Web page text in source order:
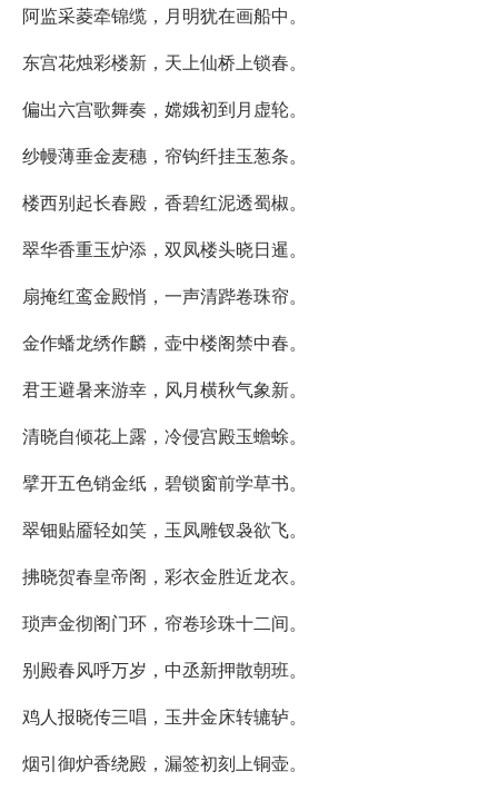
阿监采菱牵锦缆，月明犹在画船中。
东宫花烛彩楼新，天上仙桥上锁春。
偏出六宫歌舞奏，嫦娥初到月虚轮。
纱幔薄垂金麦穗，帘钩纤挂玉葱条。
楼西别起长春殿，香碧红泥透蜀椒。
翠华香重玉炉添，双凤楼头晓日暹。
扇掩红鸾金殿悄，一声清跸卷珠帘。
金作蟠龙绣作麟，壶中楼阁禁中春。
君王避暑来游幸，风月横秋气象新。
清晓自倾花上露，冷侵宫殿玉蟾蜍。
擘开五色销金纸，碧锁窗前学草书。
翠钿贴靥轻如笑，玉凤雕钗袅欲飞。
拂晓贺春皇帝阁，彩衣金胜近龙衣。
琐声金彻阁门环，帘卷珍珠十二间。
别殿春风呼万岁，中丞新押散朝班。
鸡人报晓传三唱，玉井金床转辘轳。
烟引御炉香绕殿，漏签初刻上铜壶。